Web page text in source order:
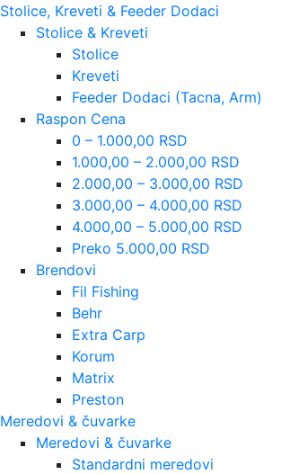
Stolice, Kreveti & Feeder Dodaci
Stolice & Kreveti
Stolice
Kreveti
Feeder Dodaci (Tacna, Arm)
Raspon Cena
0 – 1.000,00 RSD
1.000,00 – 2.000,00 RSD
2.000,00 – 3.000,00 RSD
3.000,00 – 4.000,00 RSD
4.000,00 – 5.000,00 RSD
Preko 5.000,00 RSD
Brendovi
Fil Fishing
Behr
Extra Carp
Korum
Matrix
Preston
Meredovi & čuvarke
Meredovi & čuvarke
Standardni meredovi